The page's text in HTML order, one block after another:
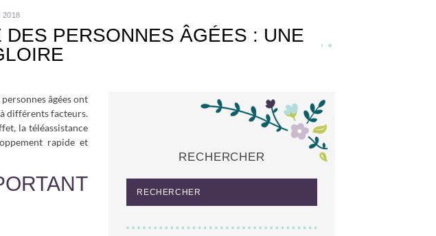
2018
PERSONNES ÂGÉES : UNE
âgées ont
différents facteurs.
la téléassistance
rapide et
RECHERCHER